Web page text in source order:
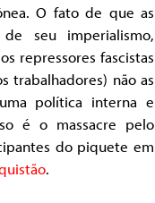
O fato de que as
seu imperialismo,
repressores fascistas
trabalhadores) não as
política interna e
é o massacre pelo
do piquete em
.